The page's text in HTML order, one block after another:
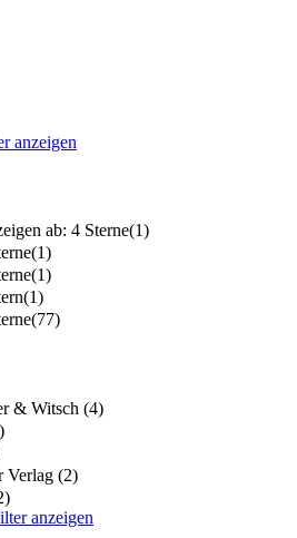
anzeigen
ab: 4 Sterne(1)
(1)
(1)
(1)
(77)
& Witsch (4)
Verlag (2)
anzeigen